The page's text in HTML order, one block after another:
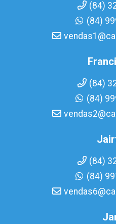
(84)
(84)
(84)
(84)
(84)
(84)